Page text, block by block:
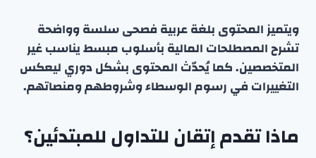
ويتميز المحتوى بلغة عربية فصحى سلسة وواضحة
تشرح المصطلحات المالية بأسلوب مبسط يناسب غير
المتخصصين. كما يُحدّث المحتوى بشكل دوري ليعكس
التغييرات في رسوم الوسطاء وشروطهم ومنصاتهم.
ماذا تقدم إتقان للتداول للمبتدئين؟